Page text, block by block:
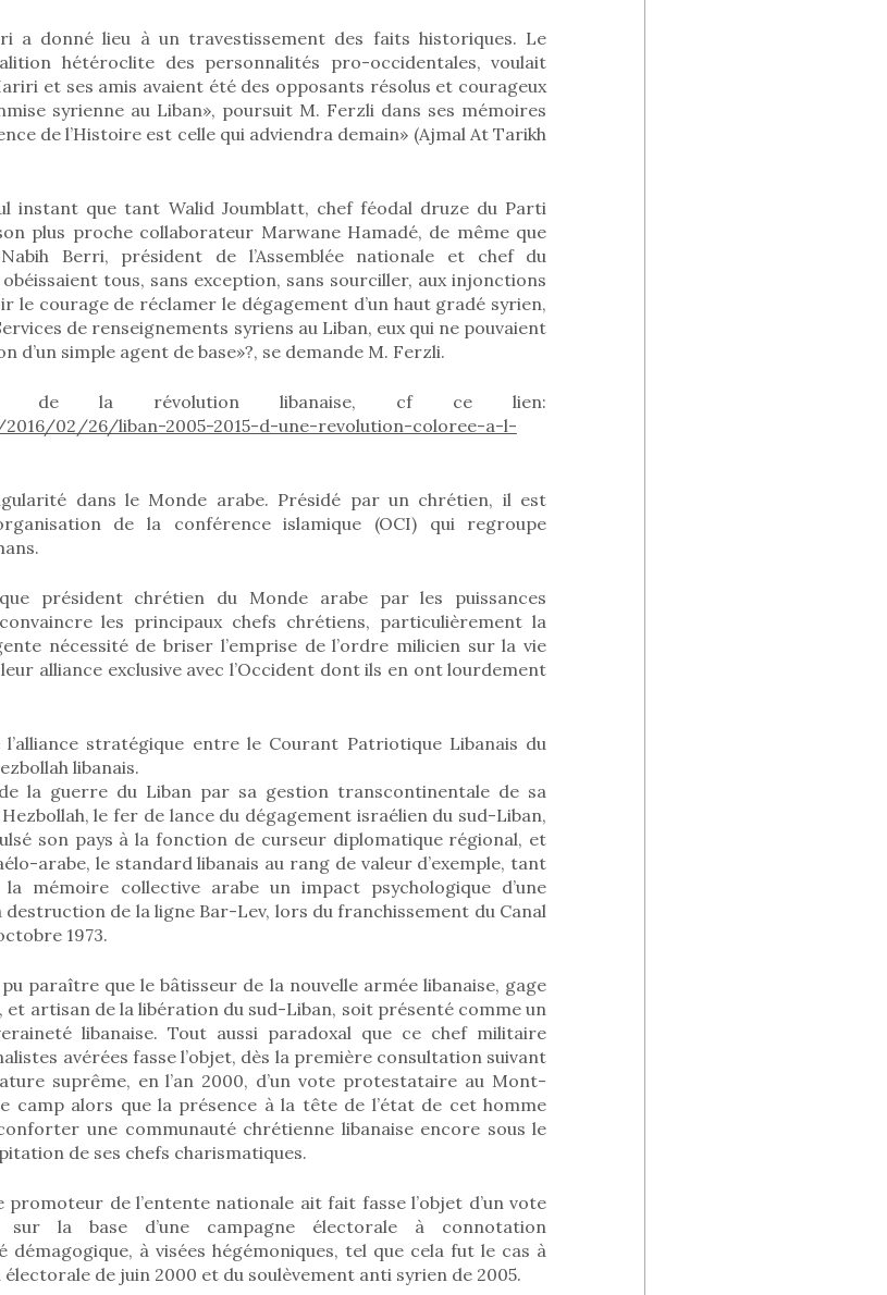
a donné lieu à un travestissement des faits historiques. Le
hétéroclite des personnalités pro-occidentales, voulait
et ses amis avaient été des opposants résolus et courageux
syrienne au Liban», poursuit M. Ferzli dans ses mémoires
de l’Histoire est celle qui adviendra demain» (Ajmal At Tarikh
instant que tant Walid Joumblatt, chef féodal druze du Parti
plus proche collaborateur Marwane Hamadé, de même que
Berri, président de l’Assemblée nationale et chef du
tous, sans exception, sans sourciller, aux injonctions
le courage de réclamer le dégagement d’un haut gradé syrien,
de renseignements syriens au Liban, eux qui ne pouvaient
d’un simple agent de base»?, se demande M. Ferzli.
de la révolution libanaise, cf ce lien:
02/26/liban-2005-2015-d-une-revolution-coloree-a-l-
dans le Monde arabe. Présidé par un chrétien, il est
de la conférence islamique (OCI) qui regroupe
président chrétien du Monde arabe par les puissances
les principaux chefs chrétiens, particulièrement la
nécessité de briser l’emprise de l’ordre milicien sur la vie
alliance exclusive avec l’Occident dont ils en ont lourdement
stratégique entre le Courant Patriotique Libanais du
libanais.
la guerre du Liban par sa gestion transcontinentale de sa
le fer de lance du dégagement israélien du sud-Liban,
son pays à la fonction de curseur diplomatique régional, et
arabe, le standard libanais au rang de valeur d’exemple, tant
mémoire collective arabe un impact psychologique d’une
de la ligne Bar-Lev, lors du franchissement du Canal
1973.
paraître que le bâtisseur de la nouvelle armée libanaise, gage
et artisan de la libération du sud-Liban, soit présenté comme un
libanaise. Tout aussi paradoxal que ce chef militaire
avérées fasse l’objet, dès la première consultation suivant
suprême, en l’an 2000, d’un vote protestataire au Mont-
camp alors que la présence à la tête de l’état de cet homme
une communauté chrétienne libanaise encore sous le
de ses chefs charismatiques.
de l’entente nationale ait fait fasse l’objet d’un vote
la base d’une campagne électorale à connotation
à visées hégémoniques, tel que cela fut le cas à
de juin 2000 et du soulèvement anti syrien de 2005.